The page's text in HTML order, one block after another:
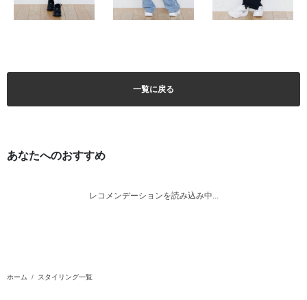
一覧に戻る
あなたへのおすすめ
レコメンデーションを読み込み中...
ホーム スタイリング一覧